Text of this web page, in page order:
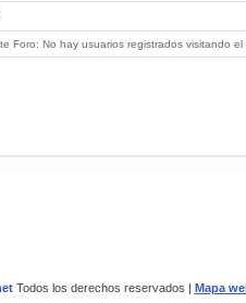
Foro: No hay usuarios registrados visitando
Todos los derechos reservados | Mapa